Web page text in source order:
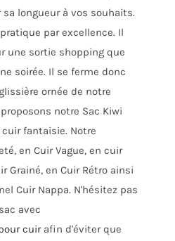
longueur à vos souhaits.
par excellence. Il
une sortie shopping que
soirée. Il se ferme donc
ornée de notre
notre Sac Kiwi
fantaisie. Notre
en Cuir Vague, en cuir
Grainé, en Cuir Rétro ainsi
Cuir Nappa. N'hésitez pas
avec
cuirafin d'éviter que